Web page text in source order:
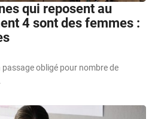
qui reposent au
4 sont des femmes :
obligé pour nombre de